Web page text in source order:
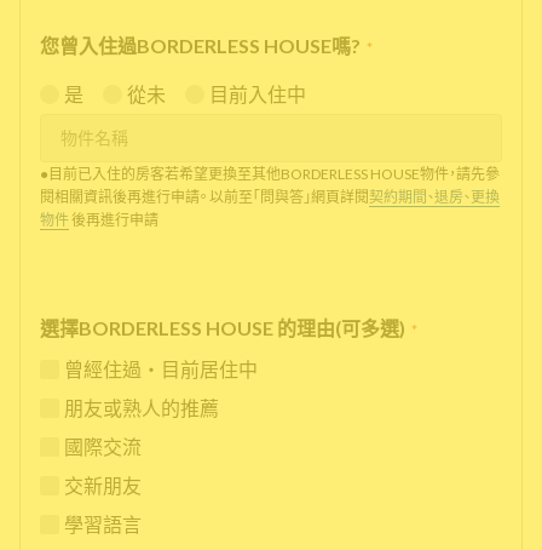
您曾入住過BORDERLESS HOUSE嗎? *
是 從未 目前入住中
●目前已入住的房客若希望更換至其他BORDERLESS HOUSE物件，請先參
閱相關資訊後再進行申請。 以前至「問與答」網頁詳閱 契約期間、退房、更換
物件後再進行申請
選擇BORDERLESS HOUSE 的理由(可多選) *
曾經住過・目前居住中
朋友或熟人的推薦
國際交流
交新朋友
學習語言